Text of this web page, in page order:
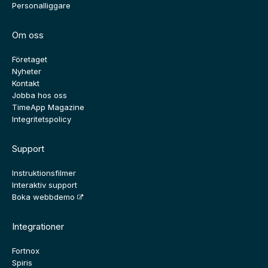
Personalliggare
Om oss
Företaget
Nyheter
Kontakt
Jobba hos oss
TimeApp Magazine
Integritetspolicy
Support
Instruktionsfilmer
Interaktiv support
Boka webbdemo
Integrationer
Fortnox
Spiris